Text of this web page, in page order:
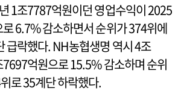
1조7787억원이던 영업수익이 2025
6.7% 감소하면서 순위가 374위에
급락했다. NH농협생명 역시 4조
억원으로 15.5% 감소하며 순위
로 35계단 하락했다.